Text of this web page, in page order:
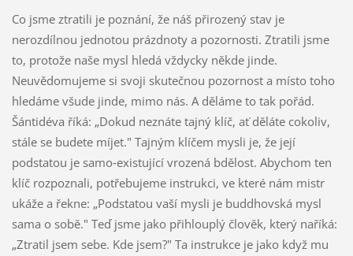
Co jsme ztratili je poznání, že náš přirozený stav je
nerozdílnou jednotou prázdnoty a pozornosti. Ztratili jsme
to, protože naše mysl hledá vždycky někde jinde.
Neuvědomujeme si svoji skutečnou pozornost a místo toho
hledáme všude jinde, mimo nás. A děláme to tak pořád.
Šántidéva říká: „Dokud neznáte tajný klíč, ať děláte cokoliv,
stále se budete míjet." Tajným klíčem mysli je, že její
podstatou je samo‑existující vrozená bdělost. Abychom ten
klíč rozpoznali, potřebujeme instrukci, ve které nám mistr
ukáže a řekne: „Podstatou vaší mysli je buddhovská mysl
sama o sobě." Teď jsme jako přihlouplý člověk, který naříká:
„Ztratil jsem sebe. Kde jsem?" Ta instrukce je jako když mu